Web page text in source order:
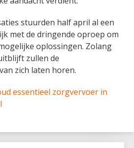
stuurden half april al een
met de dringende oproep om
oplossingen. Zolang
zullen de
zich laten horen.
essentieel zorgvervoer in